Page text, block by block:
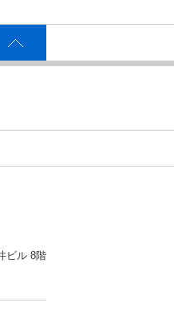
ビル 8階